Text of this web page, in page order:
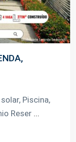
Piscina,
Reser ...